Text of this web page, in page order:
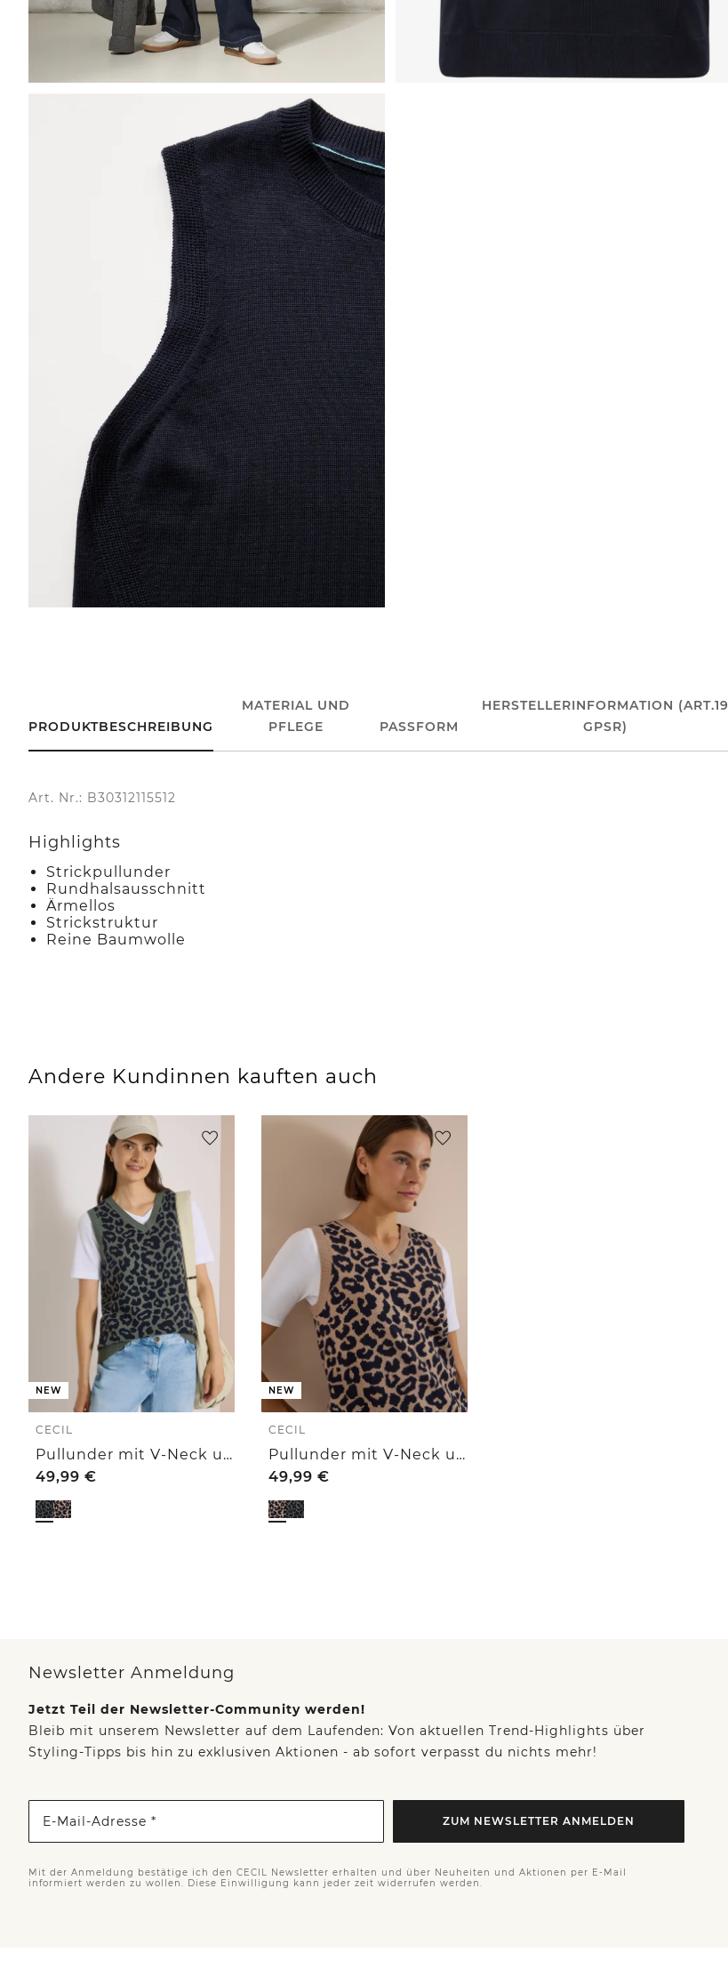
PRODUKTBESCHREIBUNG
MATERIAL UND
PFLEGE
PASSFORM
HERSTELLERINFORMATION (ART.19
GPSR)
Art. Nr.: B30312115512
Highlights
Strickpullunder
Rundhalsausschnitt
Ärmellos
Strickstruktur
Reine Baumwolle
Andere Kundinnen kauften auch
NEW
CECIL
Pullunder mit V-Neck und Leo-Muster
49,99 €
NEW
CECIL
Pullunder mit V-Neck und Leo-Muster
49,99 €
Newsletter Anmeldung
Jetzt Teil der Newsletter-Community werden!
Bleib mit unserem Newsletter auf dem Laufenden: Von aktuellen Trend-Highlights über
Styling-Tipps bis hin zu exklusiven Aktionen - ab sofort verpasst du nichts mehr!
E-Mail-Adresse * ZUM NEWSLETTER ANMELDEN
Mit der Anmeldung bestätige ich den CECIL Newsletter erhalten und über Neuheiten und Aktionen per E-Mail
informiert werden zu wollen. Diese Einwilligung kann jeder zeit widerrufen werden.